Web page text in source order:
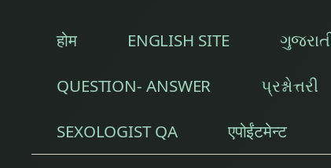
होम ENGLISH SITE
QUESTION- ANSWER પ્રશ્નોત્તરી
SEXOLOGIST QA एपोईंटमेन्ट